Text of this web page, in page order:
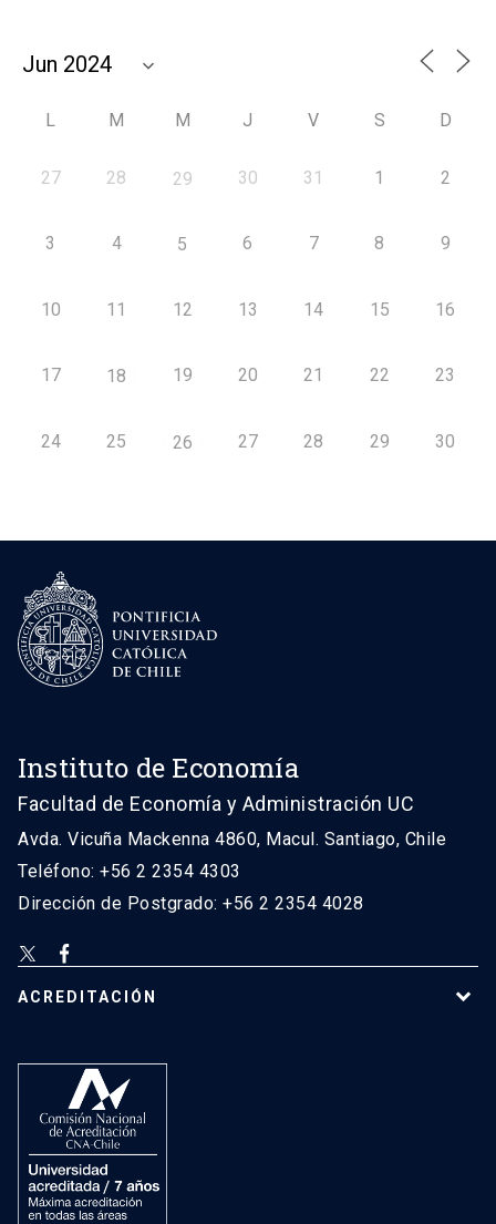
L M M J V S D
27 28 29 30 31 1 2
3 4 5 6 7 8 9
10 11 12 13 14 15 16
17 18 19 20 21 22 23
24 25 26 27 28 29 30
Instituto de Economía
Facultad de Economía y Administración UC
Avda. Vicuña Mackenna 4860, Macul. Santiago, Chile
Teléfono: +56 2 2354 4303
Dirección de Postgrado: +56 2 2354 4028
ACREDITACIÓN